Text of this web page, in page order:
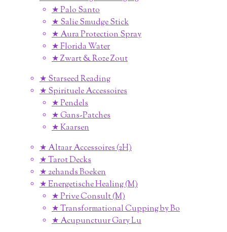
★ Palo Santo
★ Salie Smudge Stick
★ Aura Protection Spray
★ Florida Water
★ Zwart & Roze Zout
★ Starseed Reading
★ Spirituele Accessoires
★ Pendels
★ Gans-Patches
★ Kaarsen
★ Altaar Accessoires (2H)
★ Tarot Decks
★ 2ehands Boeken
★ Energetische Healing (M)
★ Prive Consult (M)
★ Transformational Cupping by Bo
★ Acupunctuur Gary Lu